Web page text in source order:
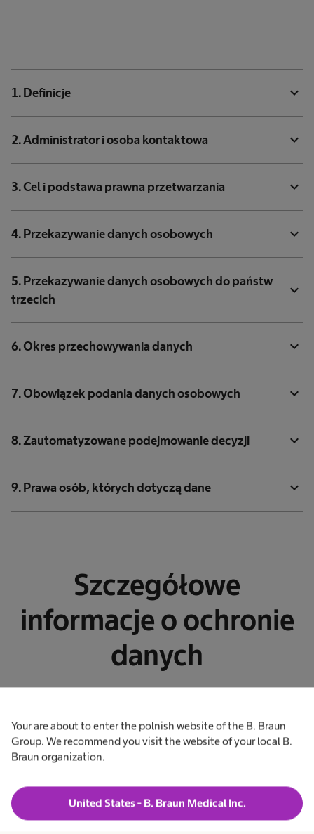
Your are about to enter the polnish website of the B. Braun
Group. We recommend you visit the website of your local B.
Braun organization.
United States - B. Braun Medical Inc.
1. Definicje expand_more
2. Administrator i osoba kontaktowa expand_more
3. Cel i podstawa prawna przetwarzania expand_more
4. Przekazywanie danych osobowych expand_more
5. Przekazywanie danych osobowych do państw
trzecich
expand_more
6. Okres przechowywania danych expand_more
7. Obowiązek podania danych osobowych expand_more
8. Zautomatyzowane podejmowanie decyzji expand_more
9. Prawa osób, których dotyczą dane expand_more
Szczegółowe
informacje o ochronie
danych
1. Podania o pracę
2. Prośby o kontakt expand_more